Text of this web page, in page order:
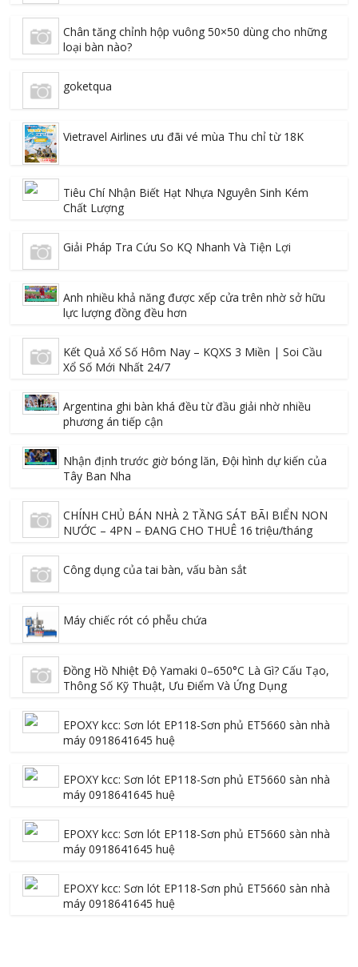
Chân tăng chỉnh hộp vuông 50×50 dùng cho những
loại bàn nào?
goketqua
Vietravel Airlines ưu đãi vé mùa Thu chỉ từ 18K
Tiêu Chí Nhận Biết Hạt Nhựa Nguyên Sinh Kém
Chất Lượng
Giải Pháp Tra Cứu So KQ Nhanh Và Tiện Lợi
Anh nhiều khả năng được xếp cửa trên nhờ sở hữu
lực lượng đồng đều hơn
Kết Quả Xổ Số Hôm Nay – KQXS 3 Miền | Soi Cầu
Xổ Số Mới Nhất 24/7
Argentina ghi bàn khá đều từ đầu giải nhờ nhiều
phương án tiếp cận
Nhận định trước giờ bóng lăn, Đội hình dự kiến của
Tây Ban Nha
CHÍNH CHỦ BÁN NHÀ 2 TẦNG SÁT BÃI BIỂN NON
NƯỚC – 4PN – ĐANG CHO THUÊ 16 triệu/tháng
Công dụng của tai bàn, vấu bàn sắt
Máy chiếc rót có phễu chứa
Đồng Hồ Nhiệt Độ Yamaki 0–650°C Là Gì? Cấu Tạo,
Thông Số Kỹ Thuật, Ưu Điểm Và Ứng Dụng
EPOXY kcc: Sơn lót EP118-Sơn phủ ET5660 sàn nhà
máy 0918641645 huệ
EPOXY kcc: Sơn lót EP118-Sơn phủ ET5660 sàn nhà
máy 0918641645 huệ
EPOXY kcc: Sơn lót EP118-Sơn phủ ET5660 sàn nhà
máy 0918641645 huệ
EPOXY kcc: Sơn lót EP118-Sơn phủ ET5660 sàn nhà
máy 0918641645 huệ